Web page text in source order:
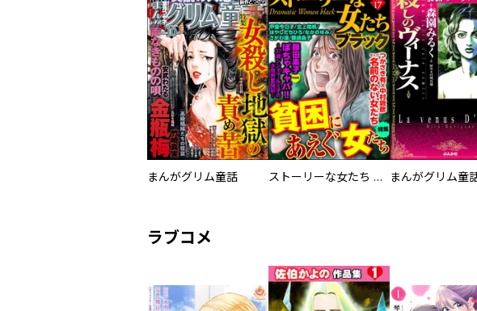
まんがグリム童話 ストーリーな女たち ブラック
ラブコメ